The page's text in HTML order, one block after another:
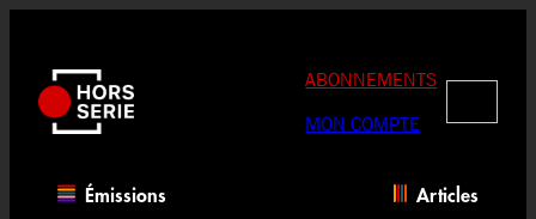
contenu
ABONNEMENTS
MON COMPTE
Émissions Articles